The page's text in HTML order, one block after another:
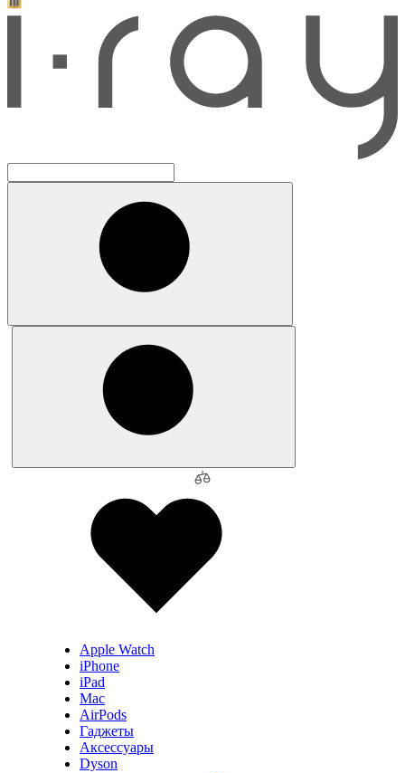
Apple Watch
iPhone
iPad
Mac
AirPods
Гаджеты
Аксессуары
Dyson